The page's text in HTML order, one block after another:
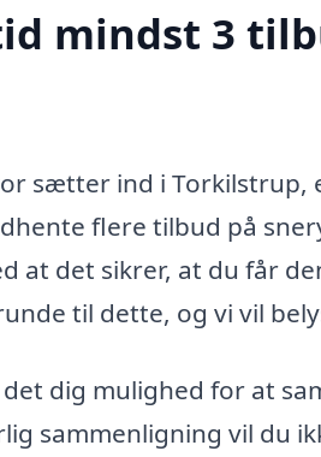
mindst 3
sætter ind i
flere tilbud på
at det sikrer, at du får
til dette, og vi vil
dig mulighed for at
sammenligning vil du